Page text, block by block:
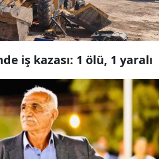
iş kazası: 1 ölü, 1 yaralı